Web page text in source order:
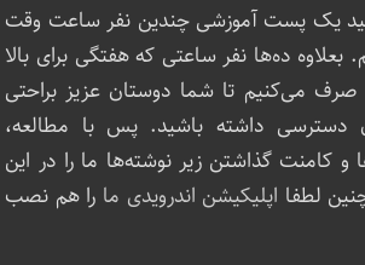
یک پست آموزشی چندین نفر ساعت‌ وقت
ده‌ها نفر ساعتی که هفتگی برای بالا
‌می‌کنیم تا شما دوستان عزیز براحتی
دسترسی داشته باشید. پس با مطالعه،
و کامنت گذاشتن زیر نوشته‌‌ها ما را در این
لطفا اپلیکیشن اندرویدی ما را هم نصب